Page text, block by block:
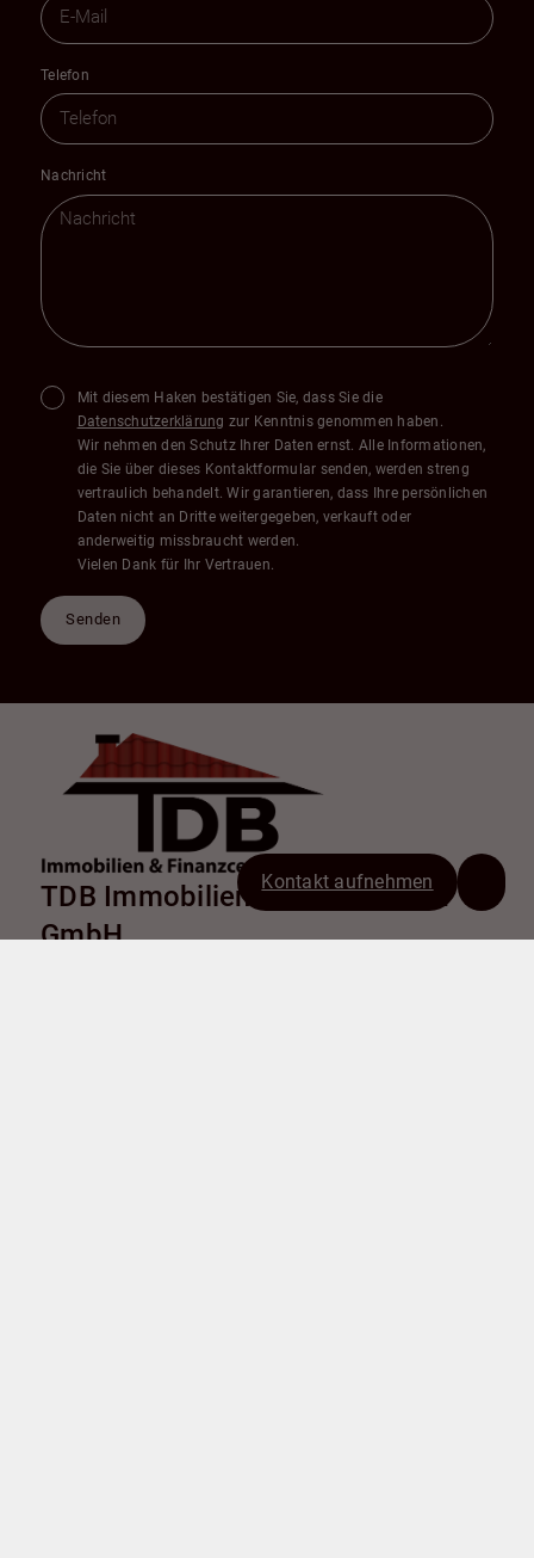
Kontakt aufnehmen
Telefon
Nachricht
Mit diesem Haken bestätigen Sie, dass Sie die
Datenschutzerklärung zur Kenntnis genommen haben.
Wir nehmen den Schutz Ihrer Daten ernst. Alle Informationen,
die Sie über dieses Kontaktformular senden, werden streng
vertraulich behandelt. Wir garantieren, dass Ihre persönlichen
Daten nicht an Dritte weitergegeben, verkauft oder
anderweitig missbraucht werden.
Vielen Dank für Ihr Vertrauen.
Senden
TDB Immobilien & Finanzcenter
GmbH